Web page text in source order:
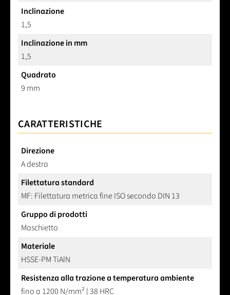
Inclinazione
1,5
Inclinazione in mm
1,5
Quadrato
9 mm
CARATTERISTICHE
Direzione
A destra
Filettatura standard
MF: Filettatura metrica fine ISO secondo DIN 13
Gruppo di prodotti
Maschietto
Materiale
HSSE-PM TiAlN
Resistenza alla trazione a temperatura ambiente
fino a 1200 N/mm² | 38 HRC